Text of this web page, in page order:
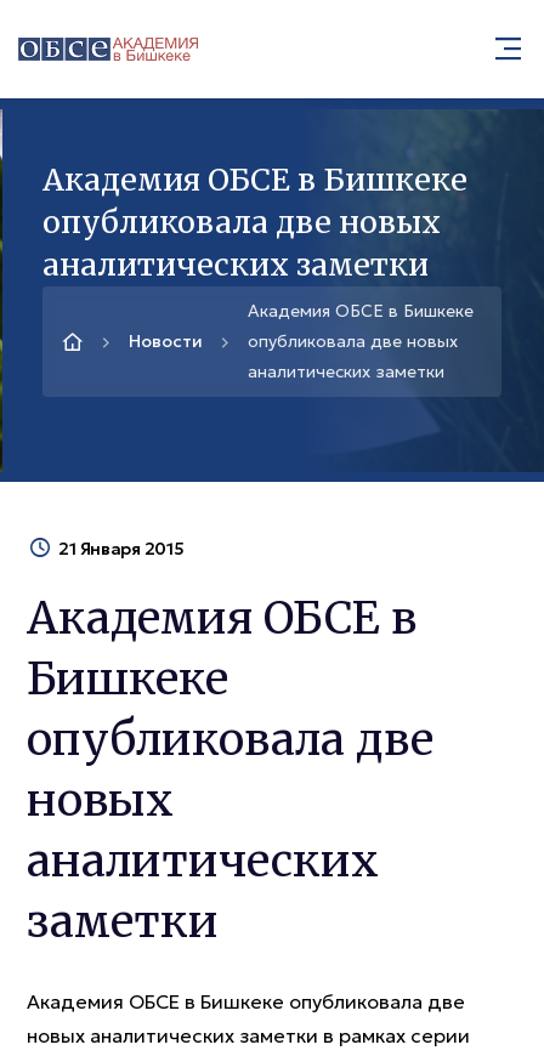
Академия ОБСЕ в Бишкеке
опубликовала две новых
аналитических заметки
Новости
Академия ОБСЕ в Бишкеке
опубликовала две новых
аналитических заметки
21 Января 2015
Академия ОБСЕ в
Бишкеке
опубликовала две
новых
аналитических
заметки
Академия ОБСЕ в Бишкеке опубликовала две
новых аналитических заметки в рамках серии